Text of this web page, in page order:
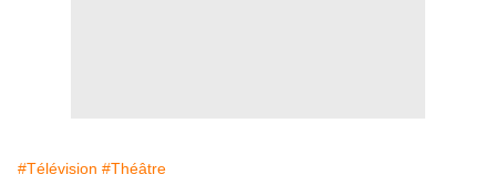
#Télévision #Théâtre